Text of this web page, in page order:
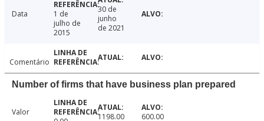
Data
1 de
julho de
2015
30 de
junho
de 2021
Comentário
Number of firms that have business plan prepared
Valor
1198.00 600.00